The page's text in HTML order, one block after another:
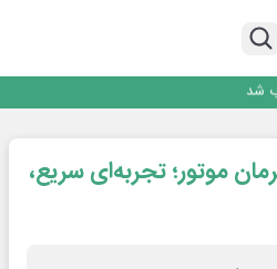
هفت سال؛ دو نمایشگاه تخصصی در شهر
شد
« آقای پولاد»
هفت سال؛ دو نمایشگاه تخصصی در شهر
موتور؛ تجربه‌ای سریع،